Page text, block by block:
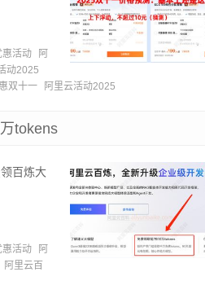
惠活动
阿
动2025
双十一 阿里云活动2025
tokens
百炼大
惠活动
阿
阿里云百